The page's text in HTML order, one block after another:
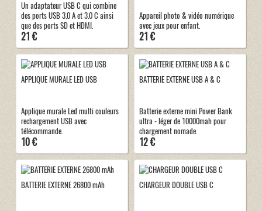
Un adaptateur USB C qui combine
des ports USB 3.0 A et 3.0 C ainsi
que des ports SD et HDMI.
21 €
Appareil photo & vidéo numérique
avec jeux pour enfant.
21 €
APPLIQUE MURALE LED USB
Applique murale Led multi couleurs
rechargement USB avec
télécommande.
10 €
BATTERIE EXTERNE USB A & C
Batterie externe mini Power Bank
ultra - léger de 10000mah pour
chargement nomade.
12 €
BATTERIE EXTERNE 26800 mAh CHARGEUR DOUBLE USB C